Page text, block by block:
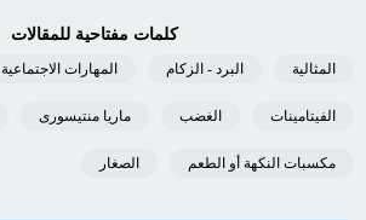
كلمات مفتاحية للمقالات
المثالية البرد - الزكام المهارات الاجتماعية
الفيتامينات الغضب ماريا منتيسورى
مكسبات النكهة أو الطعم الصغار